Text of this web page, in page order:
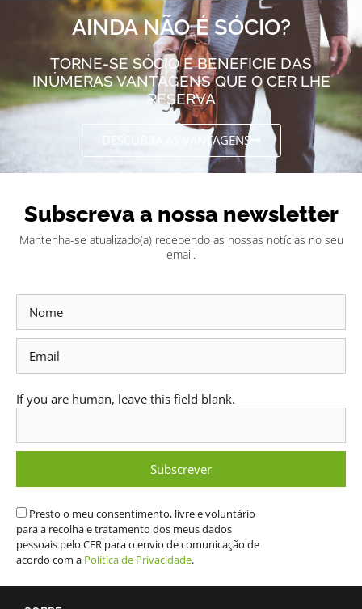
AINDA NÃO É SÓCIO?
TORNE-SE SÓCIO E BENEFICIE DAS
INÚMERAS VANTAGENS QUE O CER LHE
RESERVA
DESCUBRA AS VANTAGENS
Subscreva a nossa newsletter
Mantenha-se atualizado(a) recebendo as nossas notícias no seu
email.
Newsletter
Presto o meu consentimento, livre e voluntário
para a recolha e tratamento dos meus dados
pessoais pelo CER para o envio de comunicação de
acordo com a Política de Privacidade.
If you are human, leave this field blank.
Subscrever